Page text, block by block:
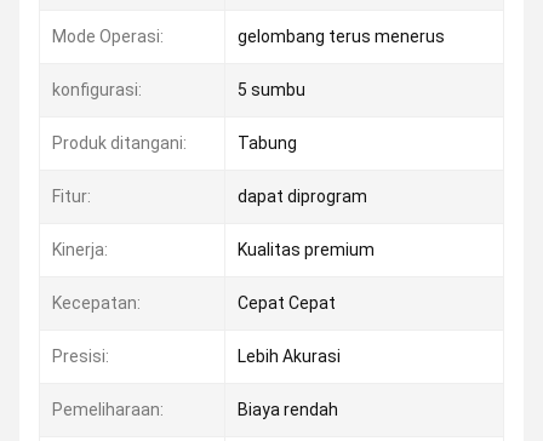
Mode Operasi: gelombang terus menerus
konfigurasi: 5 sumbu
Produk ditangani: Tabung
Fitur: dapat diprogram
Kinerja: Kualitas premium
Kecepatan: Cepat Cepat
Presisi: Lebih Akurasi
Pemeliharaan: Biaya rendah